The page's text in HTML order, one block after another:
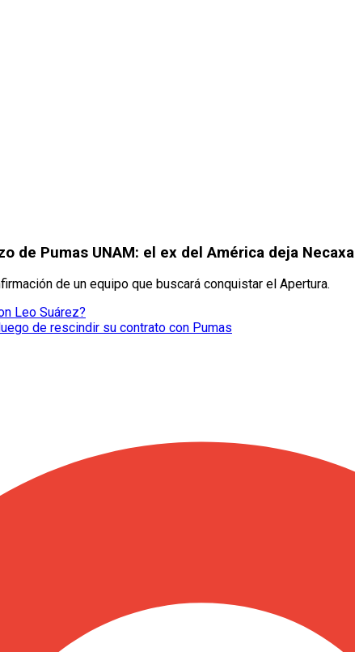
de Pumas UNAM: el ex del América deja Necaxa
de un equipo que buscará conquistar el Apertura.
Leo Suárez?
de rescindir su contrato con Pumas